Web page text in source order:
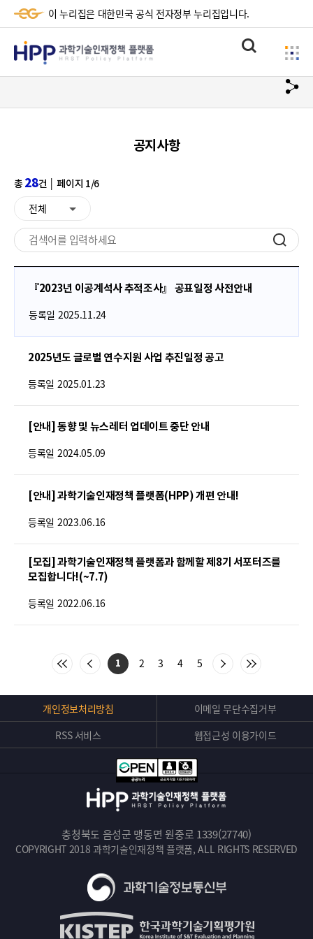
이 누리집은 대한민국 공식 전자정부 누리집입니다.
HPP
과
재
정
책
플
폼
HRST
Policy
Platform
통
합
색
사
이
메
url
복
공지사항
총28건 │ 페이지 1/6
데이터 분류 선택
전체
검
색
『2023년 이공계석사 추적조사』 공표일정 사전안내
등록일 2025.11.24
2025년도 글로벌 연수지원 사업 추진일정 공고
등록일 2025.01.23
[안내] 동향 및 뉴스레터 업데이트 중단 안내
등록일 2024.05.09
[안내] 과학기술인재정책 플랫폼(HPP) 개편 안내!
등록일 2023.06.16
[모집] 과학기술인재정책 플랫폼과 함께할 제8기 서포터즈를
모집합니다!(~7.7)
등록일 2022.06.16
처
음
으
로
이
동
이
전
으
로
이
동
1 2 3 4 5 다
음
로
이
동
마
지
록
으
로
이
동
버
개인정보처리방침
이메일 무단수집거부
RSS 서비스
웹접근성 이용가이드
충청북도 음성군 맹동면 원중로 1339(27740)
COPYRIGHT 2018 과학기술인재정책 플랫폼, ALL RIGHTS RESERVED